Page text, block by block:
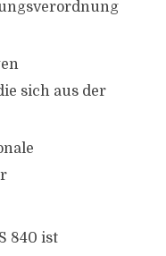
sich aus der
840 ist